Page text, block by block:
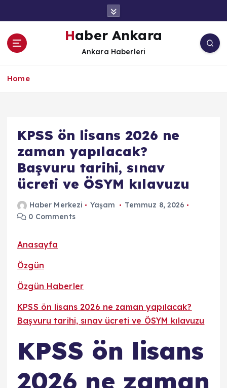
Haber Ankara
Ankara Haberleri
Home
KPSS ön lisans 2026 ne
zaman yapılacak?
Başvuru tarihi, sınav
ücreti ve ÖSYM kılavuzu
Haber Merkezi Yaşam
Temmuz 8, 2026
0 Comments
Anasayfa
Özgün
Özgün Haberler
KPSS ön lisans 2026 ne zaman yapılacak?
Başvuru tarihi, sınav ücreti ve ÖSYM kılavuzu
KPSS ön lisans
2026 ne zaman